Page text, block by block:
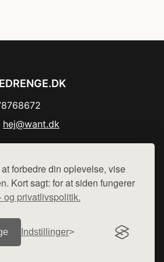
forbedre din oplevelse, vise
Kort sagt: for at siden fungerer
og privatlivspolitik.
Indstillinger
hej@want.dk
side - vi henviser til de shops,